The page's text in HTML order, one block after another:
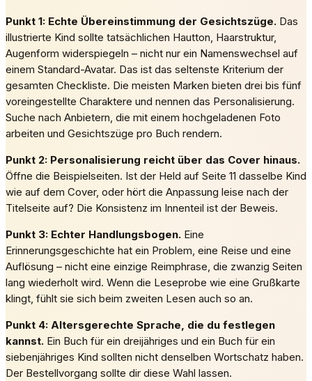
Punkt 1: Echte Übereinstimmung der Gesichtszüge. Das
illustrierte Kind sollte tatsächlichen Hautton, Haarstruktur,
Augenform widerspiegeln – nicht nur ein Namenswechsel auf
einem Standard-Avatar. Das ist das seltenste Kriterium der
gesamten Checkliste. Die meisten Marken bieten drei bis fünf
voreingestellte Charaktere und nennen das Personalisierung.
Suche nach Anbietern, die mit einem hochgeladenen Foto
arbeiten und Gesichtszüge pro Buch rendern.
Punkt 2: Personalisierung reicht über das Cover hinaus.
Öffne die Beispielseiten. Ist der Held auf Seite 11 dasselbe Kind
wie auf dem Cover, oder hört die Anpassung leise nach der
Titelseite auf? Die Konsistenz im Innenteil ist der Beweis.
Punkt 3: Echter Handlungsbogen. Eine
Erinnerungsgeschichte hat ein Problem, eine Reise und eine
Auflösung – nicht eine einzige Reimphrase, die zwanzig Seiten
lang wiederholt wird. Wenn die Leseprobe wie eine Grußkarte
klingt, fühlt sie sich beim zweiten Lesen auch so an.
Punkt 4: Altersgerechte Sprache, die du festlegen
kannst. Ein Buch für ein dreijähriges und ein Buch für ein
siebenjähriges Kind sollten nicht denselben Wortschatz haben.
Der Bestellvorgang sollte dir diese Wahl lassen.